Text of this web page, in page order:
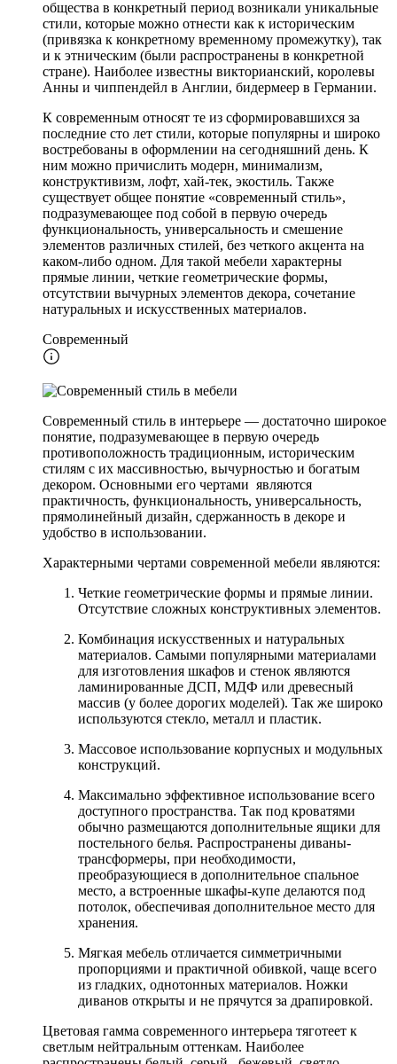
общества в конкретный период возникали уникальные
стили, которые можно отнести как к историческим
(привязка к конкретному временному промежутку), так
и к этническим (были распространены в конкретной
стране). Наиболее известны викторианский, королевы
Анны и чиппендейл в Англии, бидермеер в Германии.
К современным относят те из сформировавшихся за
последние сто лет стили, которые популярны и широко
востребованы в оформлении на сегодняшний день. К
ним можно причислить модерн, минимализм,
конструктивизм, лофт, хай-тек, экостиль. Также
существует общее понятие «современный стиль»,
подразумевающее под собой в первую очередь
функциональность, универсальность и смешение
элементов различных стилей, без четкого акцента на
каком-либо одном. Для такой мебели характерны
прямые линии, четкие геометрические формы,
отсутствии вычурных элементов декора, сочетание
натуральных и искусственных материалов.
Современный
Современный стиль в интерьере — достаточно широкое
понятие, подразумевающее в первую очередь
противоположность традиционным, историческим
стилям с их массивностью, вычурностью и богатым
декором. Основными его чертами являются
практичность, функциональность, универсальность,
прямолинейный дизайн, сдержанность в декоре и
удобство в использовании.
Характерными чертами современной мебели являются:
Четкие геометрические формы и прямые линии.
Отсутствие сложных конструктивных элементов.
Комбинация искусственных и натуральных
материалов. Самыми популярными материалами
для изготовления шкафов и стенок являются
ламинированные ДСП, МДФ или древесный
массив (у более дорогих моделей). Так же широко
используются стекло, металл и пластик.
Массовое использование корпусных и модульных
конструкций.
Максимально эффективное использование всего
доступного пространства. Так под кроватями
обычно размещаются дополнительные ящики для
постельного белья. Распространены диваны-
трансформеры, при необходимости,
преобразующиеся в дополнительное спальное
место, а встроенные шкафы-купе делаются под
потолок, обеспечивая дополнительное место для
хранения.
Мягкая мебель отличается симметричными
пропорциями и практичной обивкой, чаще всего
из гладких, однотонных материалов. Ножки
диванов открыты и не прячутся за драпировкой.
Цветовая гамма современного интерьера тяготеет к
светлым нейтральным оттенкам. Наиболее